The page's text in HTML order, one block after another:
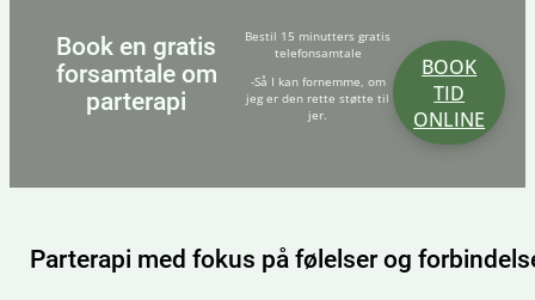
Book en gratis
forsamtale om
parterapi
Bestil 15 minutters gratis
telefonsamtale
-Så I kan fornemme, om
jeg er den rette støtte til
jer.
BOOK
TID
ONLINE
Parterapi med fokus på følelser og